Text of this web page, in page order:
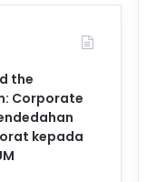
the
Corporate
kepada